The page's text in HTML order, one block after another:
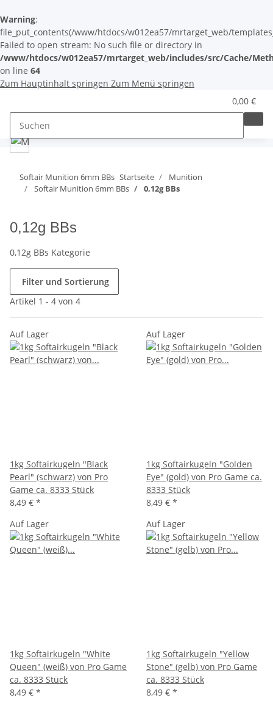
Warning:
file_put_contents(/www/htdocs/w012ea57/mrtarget_web/
Failed to open stream: No such file or directory in
/www/htdocs/w012ea57/mrtarget_web/includes/src/Cache/
on line 64
Zum Hauptinhalt springen Zum Menü springen
0,00 €
Softair Munition 6mm BBs Startseite
Munition
Softair Munition 6mm BBs
0,12g BBs
0,12g BBs
0,12g BBs Kategorie
Filter und Sortierung
Artikel 1 - 4 von 4
Auf Lager
1kg Softairkugeln "Black
Pearl" (schwarz) von Pro
Game ca. 8333 Stück
8,49 € *
Auf Lager
1kg Softairkugeln "Golden
Eye" (gold) von Pro Game ca.
8333 Stück
8,49 € *
Auf Lager
1kg Softairkugeln "White
Queen" (weiß) von Pro Game
ca. 8333 Stück
8,49 € *
Auf Lager
1kg Softairkugeln "Yellow
Stone" (gelb) von Pro Game
ca. 8333 Stück
8,49 € *